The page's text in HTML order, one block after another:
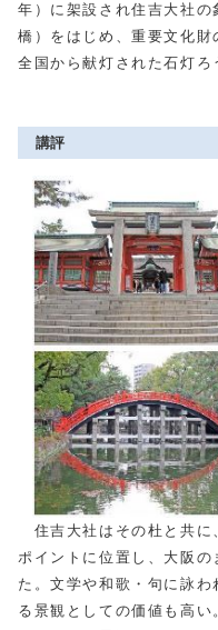
年）に架設され住吉大社の
橋）をはじめ、重要文化財
全国から献灯された石灯ろ
講評
住吉大社はその杜と共に
ポイントに位置し、大阪の
た。文学や和歌・句に詠
る景観としての価値も高